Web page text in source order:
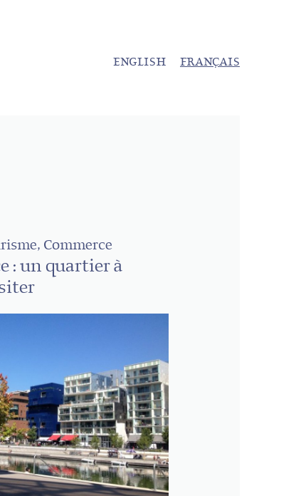
ENGLISH FRANÇAIS
Commerce
: un quartier à